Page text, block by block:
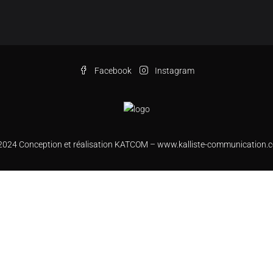
Facebook Instagram
Conception et réalisation KATCOM – www.kalliste-